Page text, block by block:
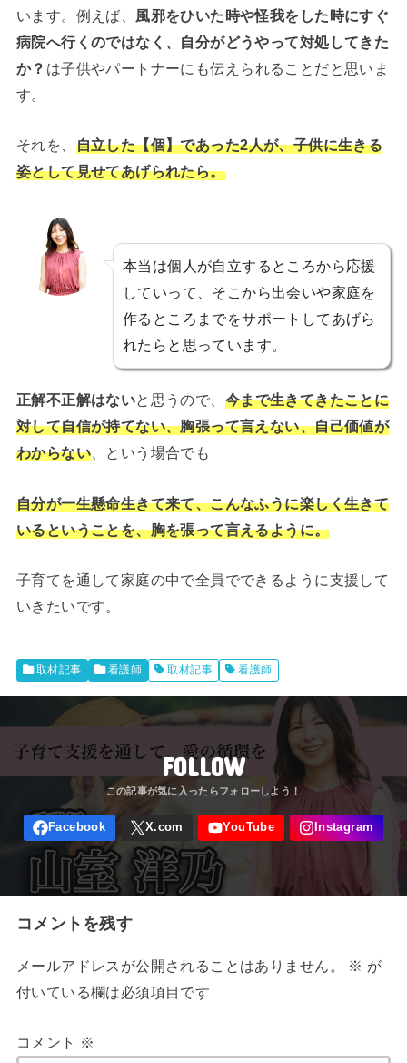
います。例えば、 風邪をひいた時や怪我をした時にすぐ
病院へ行くのではなく、自分がどうやって対処してきた
か？ は子供やパートナーにも伝えられることだと思いま
す。
それを、 自立した【個】であった2人が、子供に生きる
姿として見せてあげられたら。
本当は個人が自立するところから応援
していって、そこから出会いや家庭を
作るところまでをサポートしてあげら
れたらと思っています。
正解不正解はないと思うので、 今まで生きてきたことに
対して自信が持てない、胸張って言えない、自己価値が
わからない、という場合でも
自分が一生懸命生きて来て、こんなふうに楽しく生きて
いるということを、胸を張って言えるように。
子育てを通して家庭の中で全員でできるように支援して
いきたいです。
取材記事 看護師 取材記事 看護師
FOLLOW
コメントを残す
メールアドレスが公開されることはありません。 ※ が
付いている欄は必須項目です
コメント ※